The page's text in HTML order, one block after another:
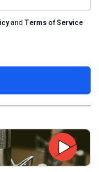
and Terms of Service